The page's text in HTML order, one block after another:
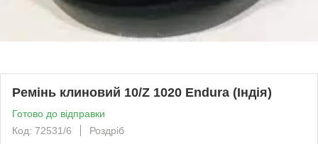
Ремінь клиновий 10/Z 1020 Endura (Індія)
Готово до відправки
Код: 72531/6
Роздріб